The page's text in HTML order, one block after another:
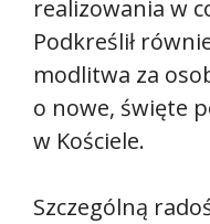
realizowania w
Podkreślił
modlitwa za
o nowe, święte
w Kościele.
Szczególną